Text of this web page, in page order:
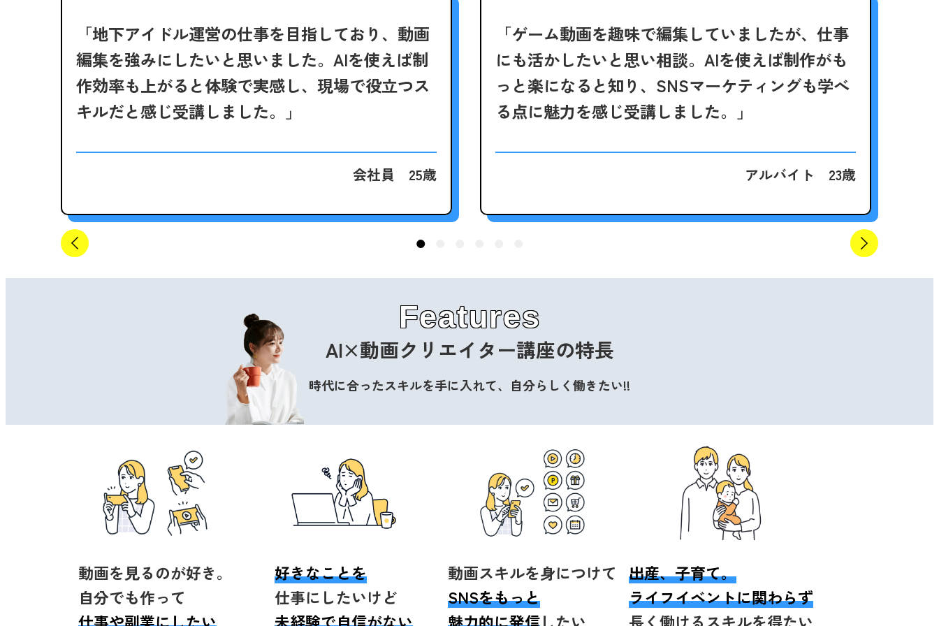
「地下アイドル運営の仕事を目指しており、動画
編集を強みにしたいと思いました。 AIを使えば制
作効率も上がると体験で実感し、現場で役立つス
キルだと感じ受講しました。」
会社員 25歳
「ゲーム動画を趣味で編集していましたが、仕事
にも活かしたいと思い相談。 AIを使えば制作がも
っと楽になると知り、SNSマーケティングも学べ
る点に魅力を感じ受講しました。」
アルバイト 23歳
AI×動画クリエイター講座の特長
Features
時代に合ったスキルを手に入れて、 自分らしく働きたい!!
動画を見るのが好き。
自分でも作って
仕事や副業にしたい
好きなことを
仕事にしたいけど
未経験で自信がない
動画スキルを身につけて
SNSをもっと
魅力的に発信したい
出産、子育て。
ライフイベントに関わらず
長く働けるスキルを得たい